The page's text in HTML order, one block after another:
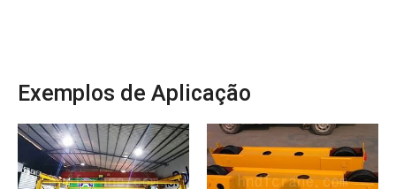
Exemplos de Aplicação